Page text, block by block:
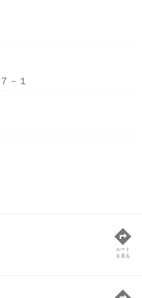
－１
ルート
を見る